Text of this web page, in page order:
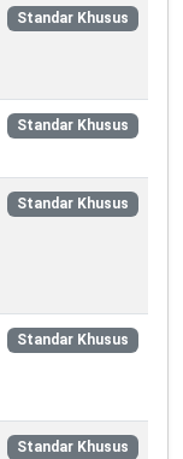
Standar Khusus
Standar Khusus
Standar Khusus
Standar Khusus
Standar Khusus